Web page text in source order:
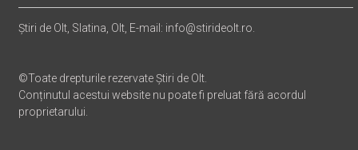
Știri de Olt, Slatina, Olt, E-mail: info@stirideolt.ro.
©Toate drepturile rezervate Știri de Olt.
Conținutul acestui website nu poate fi preluat fără acordul
proprietarului.